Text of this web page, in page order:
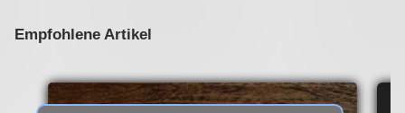
Empfohlene Artikel